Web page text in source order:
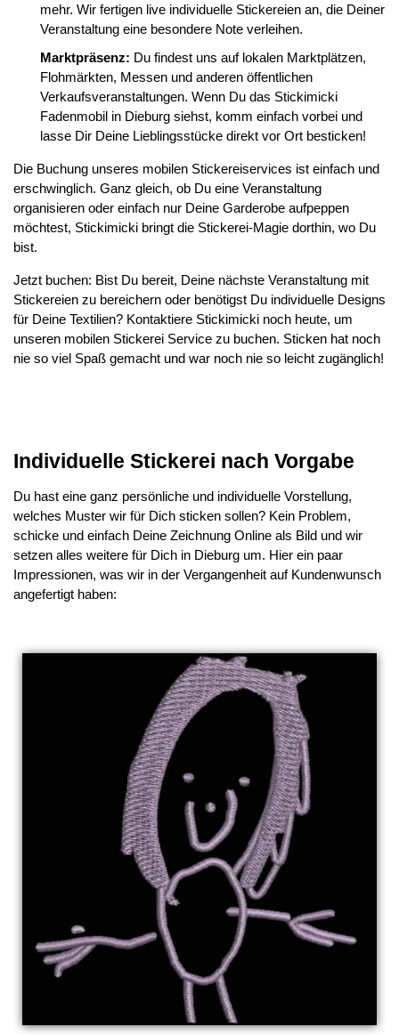
mehr. Wir fertigen live individuelle Stickereien an, die Deiner
Veranstaltung eine besondere Note verleihen.
Marktpräsenz: Du findest uns auf lokalen Marktplätzen,
Flohmärkten, Messen und anderen öffentlichen
Verkaufsveranstaltungen. Wenn Du das Stickimicki
Fadenmobil in Dieburg siehst, komm einfach vorbei und
lasse Dir Deine Lieblingsstücke direkt vor Ort besticken!
Die Buchung unseres mobilen Stickereiservices ist einfach und
erschwinglich. Ganz gleich, ob Du eine Veranstaltung
organisieren oder einfach nur Deine Garderobe aufpeppen
möchtest, Stickimicki bringt die Stickerei-Magie dorthin, wo Du
bist.
Jetzt buchen: Bist Du bereit, Deine nächste Veranstaltung mit
Stickereien zu bereichern oder benötigst Du individuelle Designs
für Deine Textilien? Kontaktiere Stickimicki noch heute, um
unseren mobilen Stickerei Service zu buchen. Sticken hat noch
nie so viel Spaß gemacht und war noch nie so leicht zugänglich!
Individuelle Stickerei nach Vorgabe
Du hast eine ganz persönliche und individuelle Vorstellung,
welches Muster wir für Dich sticken sollen? Kein Problem,
schicke und einfach Deine Zeichnung Online als Bild und wir
setzen alles weitere für Dich in Dieburg um. Hier ein paar
Impressionen, was wir in der Vergangenheit auf Kundenwunsch
angefertigt haben: